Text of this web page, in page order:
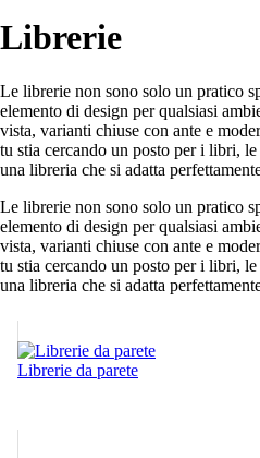
Librerie
Le librerie non sono solo un pratico
elemento di design per qualsiasi
vista, varianti chiuse con ante e
tu stia cercando un posto per i libri,
una libreria che si adatta
Le librerie non sono solo un pratico
elemento di design per qualsiasi
vista, varianti chiuse con ante e
tu stia cercando un posto per i libri,
una libreria che si adatta
Librerie da parete